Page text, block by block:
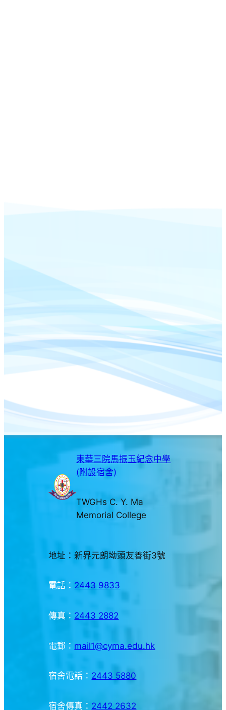
東華三院馬振玉紀念中學
(附設宿舍)
TWGHs C. Y. Ma
Memorial College
地址：新界元朗坳頭友善街3號
電話： 2443 9833
傳真： 2443 2882
電郵： mail1@cyma.edu.hk
宿舍電話： 2443 5880
宿舍傳真： 2442 2632